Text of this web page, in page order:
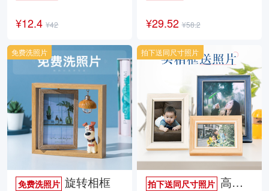
¥12.4 ¥42 ¥29.52 ¥58.2
免费洗照片 旋转相框
免费洗照片
拍下送同尺寸照片高档欧式相框
拍下送同尺寸照片